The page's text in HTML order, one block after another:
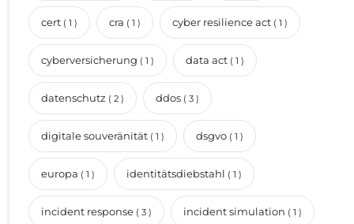
cert ( 1 ) cra ( 1 ) cyber resilience act ( 1 )
cyberversicherung ( 1 ) data act ( 1 )
datenschutz ( 2 ) ddos ( 3 )
digitale souveränität ( 1 ) dsgvo ( 1 )
europa ( 1 ) identitätsdiebstahl ( 1 )
incident response ( 3 ) incident simulation ( 1 )